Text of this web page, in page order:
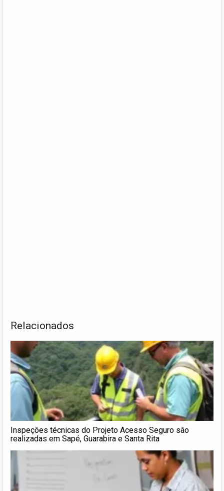
Relacionados
Inspeções técnicas do Projeto Acesso Seguro são
realizadas em Sapé, Guarabira e Santa Rita